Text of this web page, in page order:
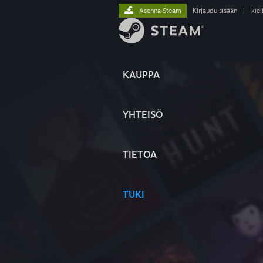
KAUPPA
YHTEISÖ
TIETOA
TUKI
Asenna Steam Kirjaudu sisään kieli